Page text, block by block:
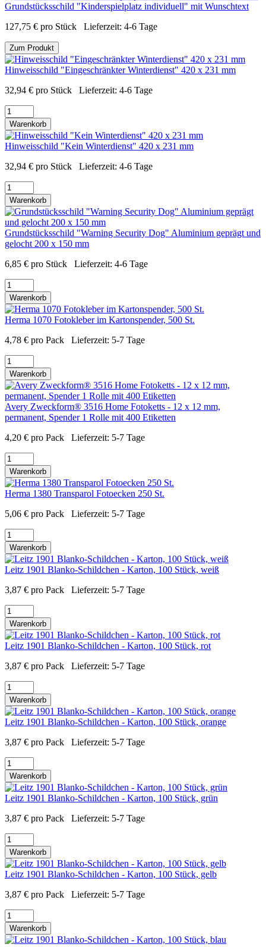
Grundstücksschild "Kinderspielplatz individuell" mit Wunschtext
127,75 € pro Stück Lieferzeit: 4-6 Tage
Zum Produkt
Hinweisschild "Eingeschränkter Winterdienst" 420 x 231 mm
32,94 € pro Stück Lieferzeit: 4-6 Tage
Warenkorb
Hinweisschild "Kein Winterdienst" 420 x 231 mm
32,94 € pro Stück Lieferzeit: 4-6 Tage
Warenkorb
Grundstücksschild "Warning Security Dog" Aluminium geprägt und
gelocht 200 x 150 mm
6,85 € pro Stück Lieferzeit: 4-6 Tage
Warenkorb
Herma 1070 Fotokleber im Kartonspender, 500 St.
4,78 € pro Pack Lieferzeit: 5-7 Tage
Warenkorb
Avery Zweckform® 3516 Home Fotoketts - 12 x 12 mm,
permanent, Spender 1 Rolle mit 400 Etiketten
4,20 € pro Pack Lieferzeit: 5-7 Tage
Warenkorb
Herma 1380 Transparol Fotoecken 250 St.
5,06 € pro Pack Lieferzeit: 5-7 Tage
Warenkorb
Leitz 1901 Blanko-Schildchen - Karton, 100 Stück, weiß
3,87 € pro Pack Lieferzeit: 5-7 Tage
Warenkorb
Leitz 1901 Blanko-Schildchen - Karton, 100 Stück, rot
3,87 € pro Pack Lieferzeit: 5-7 Tage
Warenkorb
Leitz 1901 Blanko-Schildchen - Karton, 100 Stück, orange
3,87 € pro Pack Lieferzeit: 5-7 Tage
Warenkorb
Leitz 1901 Blanko-Schildchen - Karton, 100 Stück, grün
3,87 € pro Pack Lieferzeit: 5-7 Tage
Warenkorb
Leitz 1901 Blanko-Schildchen - Karton, 100 Stück, gelb
3,87 € pro Pack Lieferzeit: 5-7 Tage
Warenkorb